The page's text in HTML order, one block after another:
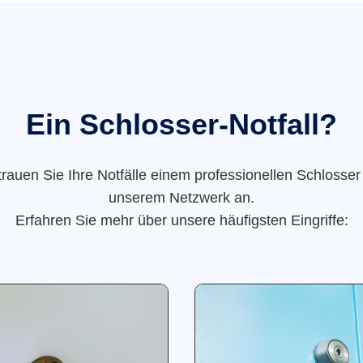
Ein Schlosser-Notfall?
Sie Ihre Notfälle einem professionellen
unserem Netzwerk an.
Erfahren Sie mehr über unsere häufigsten Eingriffe: